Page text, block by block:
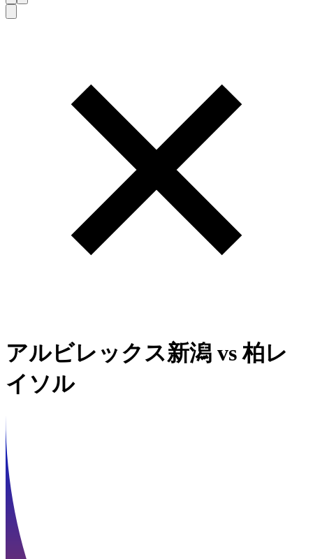
アルビレックス新潟 vs柏レ
イソル